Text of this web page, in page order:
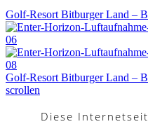
Golf-Resort Bitburger Land –
Golf-Resort Bitburger Land –
scrollen
Diese